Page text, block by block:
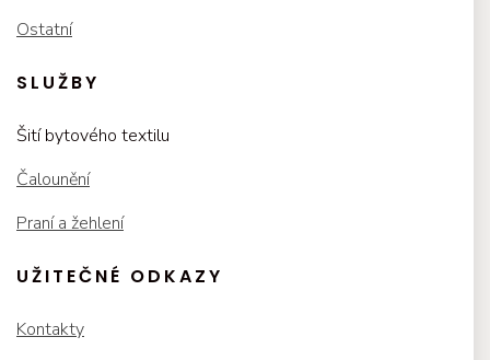
Ostatní
SLUŽBY
Šití bytového textilu
Čalounění
Praní a žehlení
UŽITEČNÉ ODKAZY
Kontakty